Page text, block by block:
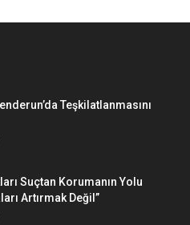
Teşkilatlanmasını
Suçtan Korumanın Yolu
Artırmak Değil”